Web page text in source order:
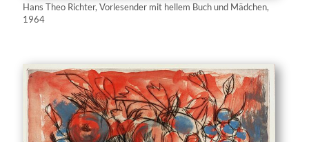
Hans Theo Richter, Vorlesender mit hellem Buch und Mädchen,
1964